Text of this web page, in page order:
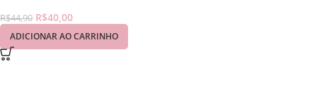
R$44,90 R$40,00
ADICIONAR AO CARRINHO